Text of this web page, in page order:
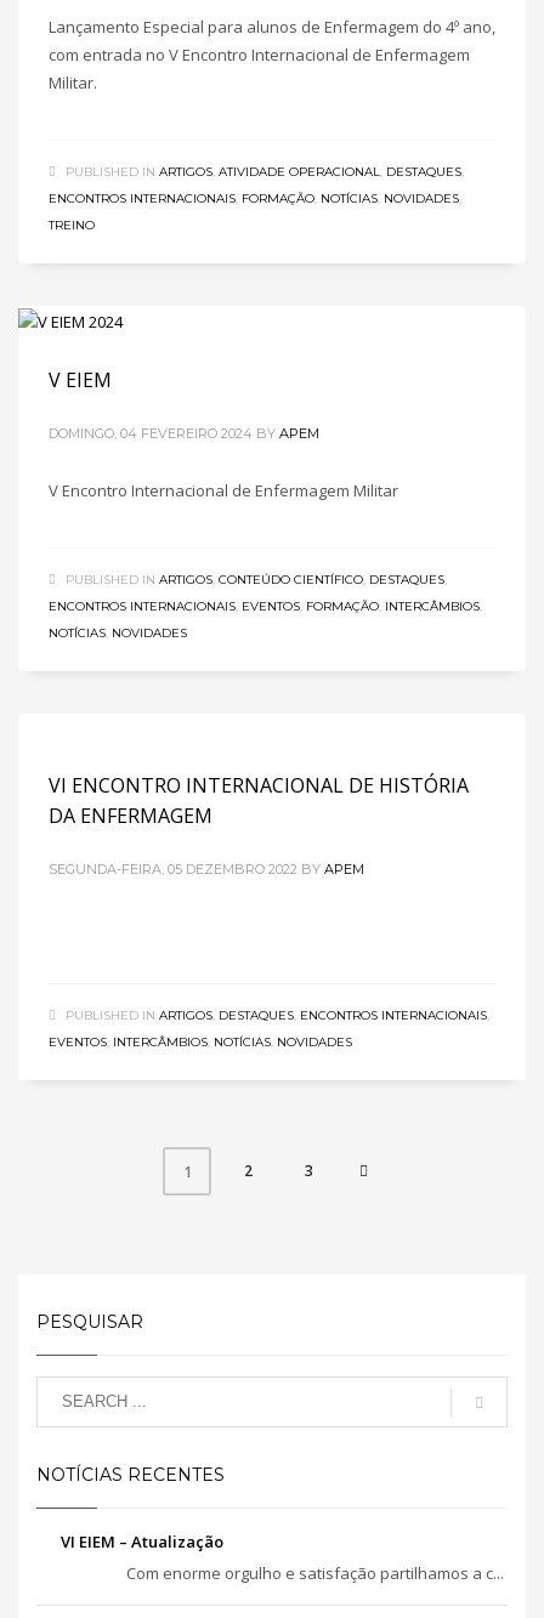
Lançamento Especial para alunos de Enfermagem do 4º ano,
com entrada no V Encontro Internacional de Enfermagem
Militar.
PUBLISHED IN ARTIGOS, ATIVIDADE OPERACIONAL, DESTAQUES,
ENCONTROS INTERNACIONAIS, FORMAÇÃO, NOTÍCIAS, NOVIDADES,
TREINO
V EIEM
DOMINGO, 04 FEVEREIRO 2024 BY APEM
V Encontro Internacional de Enfermagem Militar
PUBLISHED IN ARTIGOS CONTEÚDO CIENTÍFICO DESTAQUES
ENCONTROS INTERNACIONAIS EVENTOS FORMAÇÃO INTERCÂMBIOS
NOTÍCIAS NOVIDADES
VI ENCONTRO INTERNACIONAL DE HISTÓRIA
DA ENFERMAGEM
SEGUNDA-FEIRA, 05 DEZEMBRO 2022 BY APEM
PUBLISHED IN ARTIGOS DESTAQUES ENCONTROS INTERNACIONAIS
EVENTOS INTERCÂMBIOS NOTÍCIAS NOVIDADES
1 2 3
PESQUISAR
NOTÍCIAS RECENTES
VI EIEM – Atualização
Com enorme orgulho e satisfação partilhamos a c...